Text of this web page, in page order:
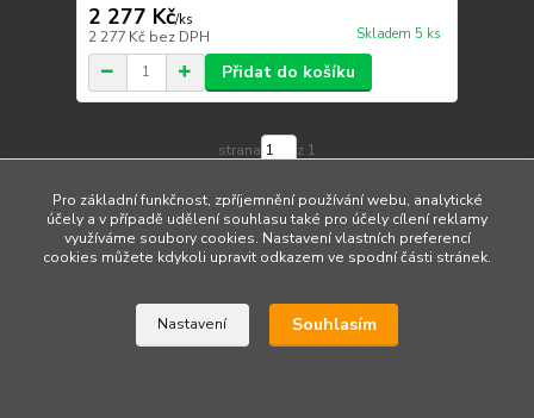
2 277 Kč/ks
2 277 Kč bez DPH Skladem 5 ks
Přidat do košíku
strana z 1
Upravit sběr cookies.
Pro základní funkčnost, zpříjemnění používání webu, analytické
účely a v případě udělení souhlasu také pro účely cílení reklamy
využíváme soubory cookies. Nastavení vlastních preferencí
cookies můžete kdykoli upravit odkazem ve spodní části stránek.
Nastavení Souhlasím